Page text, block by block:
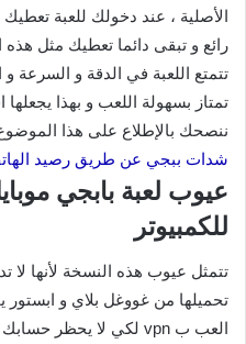
الأصلية ، عند دخولك للعبة
رائع و تبقى دائما تعطيك مثل هذه
تتمتع اللعبة في الدقة و السرعة و
تمتاز بسهولة اللعب و بهذا
ننصحك بالإطلاع على هذا
شدات ببجي عن طريق رصيد الهاتف و
للكمبيوتر
تتمثل عيوب هذه النسخة لأنها لا
العب ب vpn لكي لا يحظر حسابك